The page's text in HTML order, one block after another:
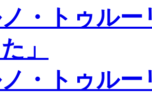
・トゥル
」
・トゥル